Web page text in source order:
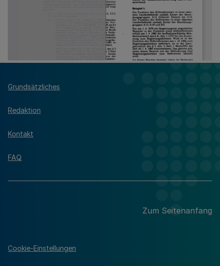
Grundsätzliches
Redaktion
Kontakt
FAQ
Zum Seitenanfang
Cookie-Einstellungen